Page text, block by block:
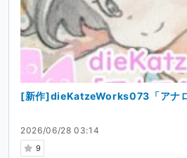
2026/06/28 03:14
9
[新作]dieKatzeWorks073「アナ